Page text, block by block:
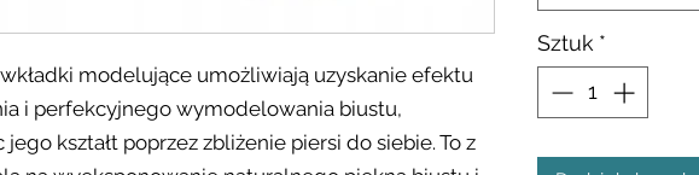
modelujące umożliwiają uzyskanie efektu
i perfekcyjnego wymodelowania biustu,
jego kształt poprzez zbliżenie piersi do siebie. To z
Sztuk *